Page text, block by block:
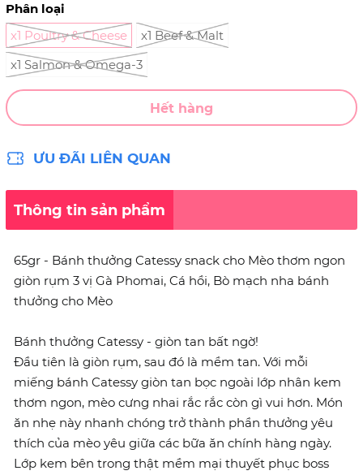
Phân loại
x1 Poultry & Cheese
x1 Beef & Malt
x1 Salmon & Omega-3
Hết hàng
ƯU ĐÃI LIÊN QUAN
Thông tin sản phẩm
65gr - Bánh thưởng Catessy snack cho Mèo thơm ngon
giòn rụm 3 vị Gà Phomai, Cá hồi, Bò mạch nha bánh
thưởng cho Mèo
Bánh thưởng Catessy - giòn tan bất ngờ!
Đầu tiên là giòn rụm, sau đó là mềm tan. Với mỗi
miếng bánh Catessy giòn tan bọc ngoài lớp nhân kem
thơm ngon, mèo cưng nhai rắc rắc còn gì vui hơn. Món
ăn nhẹ này nhanh chóng trở thành phần thưởng yêu
thích của mèo yêu giữa các bữa ăn chính hàng ngày.
Lớp kem bên trong thật mềm mại thuyết phục boss